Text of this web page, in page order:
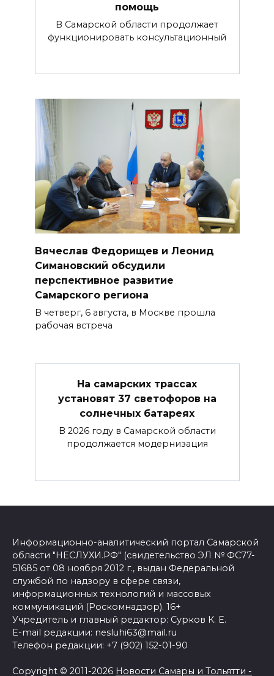
помощь
В Самарской области продолжает
функционировать консультационный
Вячеслав Федорищев и Леонид
Симановский обсудили
перспективное развитие
Самарского региона
В четверг, 6 августа, в Москве прошла
рабочая встреча
На самарских трассах
установят 37 светофоров на
солнечных батареях
В 2026 году в Самарской области
продолжается модернизация
Информационно-аналитический портал Самарской
области "НЕСЛУХИ.РФ" (свидетельство ЭЛ № ФС77-
51685 от 08 ноября 2012 г., выдан Федеральной
службой по надзору в сфере связи,
информационных технологий и массовых
коммуникаций (Роскомнадзор). 16+
Учредитель и главный редактор: Сурков К. Е.
E-mail редакции: nesluhi63@mail.ru
Телефон редакции: +7 (902) 152-01-90
Copyright © 2011-2026 Новости Самары и Тольятти -